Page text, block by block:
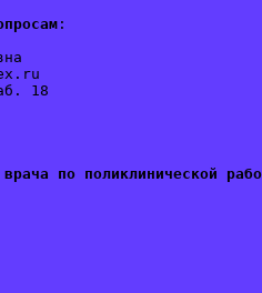
:
18
по поликлинической